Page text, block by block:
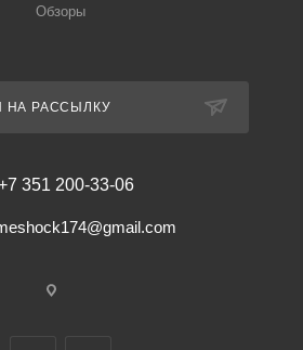
Обзоры
НА РАССЫЛКУ
351 200-33-06